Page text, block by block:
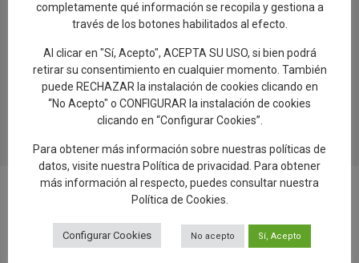
0
Añadir reseña en Google
completamente qué información se recopila y gestiona a
través de los botones habilitados al efecto.
Al clicar en "Sí, Acepto", ACEPTA SU USO, si bien podrá
retirar su consentimiento en cualquier momento. También
puede RECHAZAR la instalación de cookies clicando en
“No Acepto" o CONFIGURAR la instalación de cookies
clicando en “Configurar Cookies”.
Para obtener más información sobre nuestras políticas de
datos, visite nuestra Política de privacidad
. Para obtener
más información al respecto, puedes consultar nuestra
Política de Cookies
Configurar Cookies No acepto Sí, Acepto